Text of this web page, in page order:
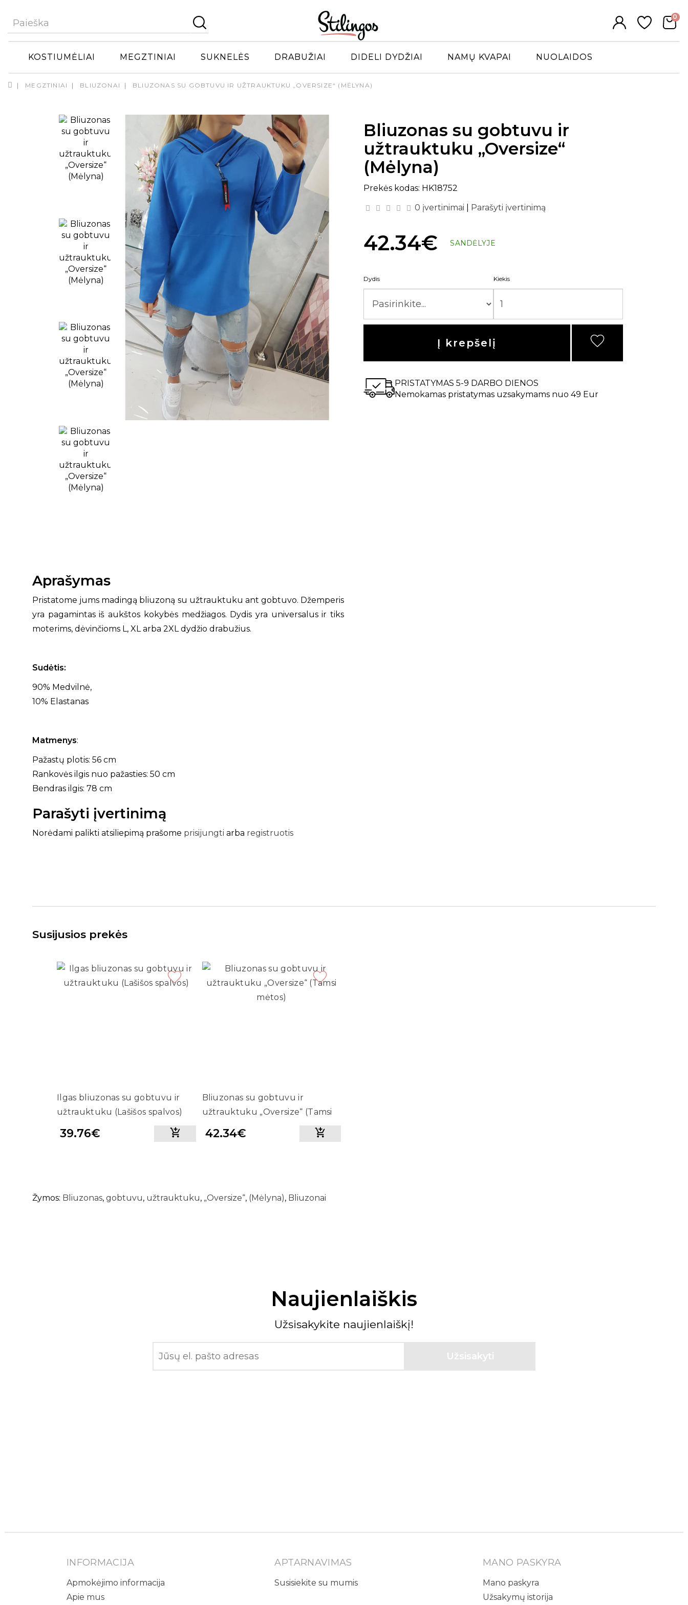
0
KOSTIUMĖLIAI MEGZTINIAI SUKNELĖS DRABUŽIAI DIDELI DYDŽIAI NAMŲ KVAPAI NUOLAIDOS
MEGZTINIAI BLIUZONAI BLIUZONAS SU GOBTUVU IR UŽTRAUKTUKU „OVERSIZE“ (MĖLYNA)
Bliuzonas su gobtuvu ir
užtrauktuku „Oversize“
(Mėlyna)
Prekės kodas: HK18752
0 įvertinimai
Parašyti įvertinimą
42.34€ SANDĖLYJE
Dydis Kiekis
Į krepšelį
PRISTATYMAS 5-9 DARBO DIENOS
Nemokamas pristatymas uzsakymams nuo 49 Eur
Aprašymas
Pristatome jums madingą bliuzoną su užtrauktuku ant gobtuvo. Džemperis
yra pagamintas iš aukštos kokybės medžiagos. Dydis yra universalus ir tiks
moterims, dėvinčioms L, XL arba 2XL dydžio drabužius.
Sudėtis:
90% Medvilnė,
10% Elastanas
Matmenys:
Pažastų plotis: 56 cm
Rankovės ilgis nuo pažasties: 50 cm
Bendras ilgis: 78 cm
Parašyti įvertinimą
Norėdami palikti atsiliepimą prašome prisijungti arba registruotis
Susijusios prekės
Ilgas bliuzonas su gobtuvu ir
užtrauktuku (Lašišos spalvos)
39.76€
Bliuzonas su gobtuvu ir
užtrauktuku „Oversize“ (Tamsi
42.34€
Žymos: Bliuzonas, gobtuvu, užtrauktuku, „Oversize“, (Mėlyna), Bliuzonai
Naujienlaiškis
Užsisakykite naujienlaiškį!
INFORMACIJA
Apmokėjimo informacija
Apie mus
APTARNAVIMAS
Susisiekite su mumis
MANO PASKYRA
Mano paskyra
Užsakymų istorija